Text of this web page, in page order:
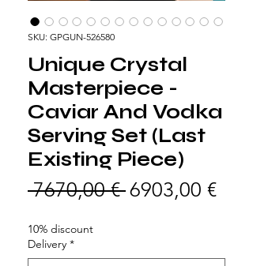
SKU: GPGUN-526580
Unique Crystal
Masterpiece -
Caviar And Vodka
Serving Set (Last
Existing Piece)
7670,00 € Prezzo
6903,00 €
10% discount
Delivery *